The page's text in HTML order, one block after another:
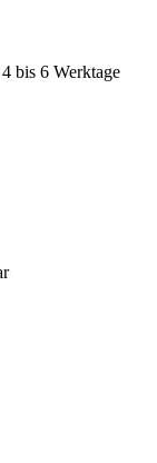
4 bis 6 Werktage